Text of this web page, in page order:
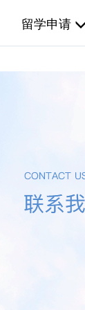
留学申请